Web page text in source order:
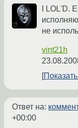
I
не
vint21h
Ответ на:
+00:00